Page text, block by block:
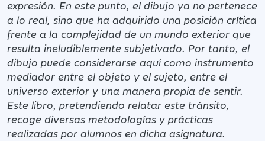
expresión. En este punto, el dibujo ya no pertenece
a lo real, sino que ha adquirido una posición crítica
frente a la complejidad de un mundo exterior que
resulta ineludiblemente subjetivado. Por tanto, el
dibujo puede considerarse aquí como instrumento
mediador entre el objeto y el sujeto, entre el
universo exterior y una manera propia de sentir.
Este libro, pretendiendo relatar este tránsito,
recoge diversas metodologías y prácticas
realizadas por alumnos en dicha asignatura.